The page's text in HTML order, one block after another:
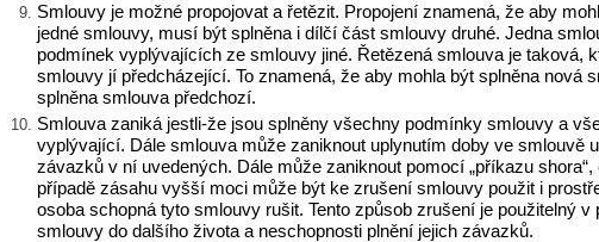
Smlouvy je možné propojovat a řetězit. Propojení znamená, že aby
jedné smlouvy, musí být splněna i dílčí část smlouvy druhé. Jedna
podmínek vyplývajících ze smlouvy jiné. Řetězená smlouva je taková,
smlouvy jí předcházející. To znamená, že aby mohla být splněna nová
splněna smlouva předchozí.
Smlouva zaniká jestli-že jsou splněny všechny podmínky smlouvy a
vyplývající. Dále smlouva může zaniknout uplynutím doby ve smlouvě
závazků v ní uvedených. Dále může zaniknout pomocí „příkazu
případě zásahu vyšší moci může být ke zrušení smlouvy použit i
osoba schopná tyto smlouvy rušit. Tento způsob zrušení je použitelný v
smlouvy do dalšího života a neschopnosti plnění jejich závazků.